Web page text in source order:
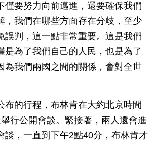
僅要努力向前邁進，還要確保我們
，我們在哪些方面存在分歧，至少
誤判，這一點非常重要。這是我們
是為了我們自己的人民，也是為了
為我們兩國之間的關係，會對全世
布的行程，布林肯在大約北京時間
行公開會談。緊接著，兩人還會進
談，一直到下午2點40分，布林肯才